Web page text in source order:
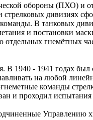
обороны (ПХО) и
дивизиях
В танковых
и постановки
отдельных
В 1940 - 1941 годах
на любой
команды
и проходил
Управлению